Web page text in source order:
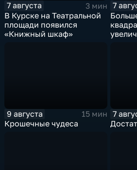
7 августа
3 мин
В Курске на Театральной
площади появился
«Книжный шкаф»
7
9 августа
15 мин
Крошечные чудеса
7